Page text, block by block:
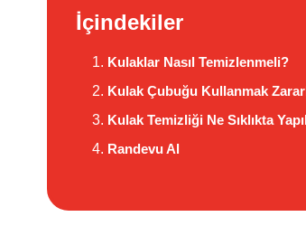
İçindekiler
Kulaklar Nasıl Temizlenmeli?
Kulak Çubuğu Kullanmak
Kulak Temizliği Ne Sıklıkta
Randevu Al